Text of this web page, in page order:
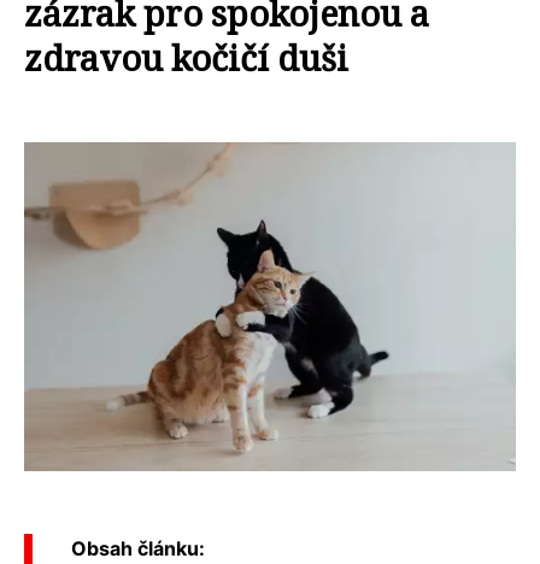
zázrak pro spokojenou a
zdravou kočičí duši
Obsah článku: